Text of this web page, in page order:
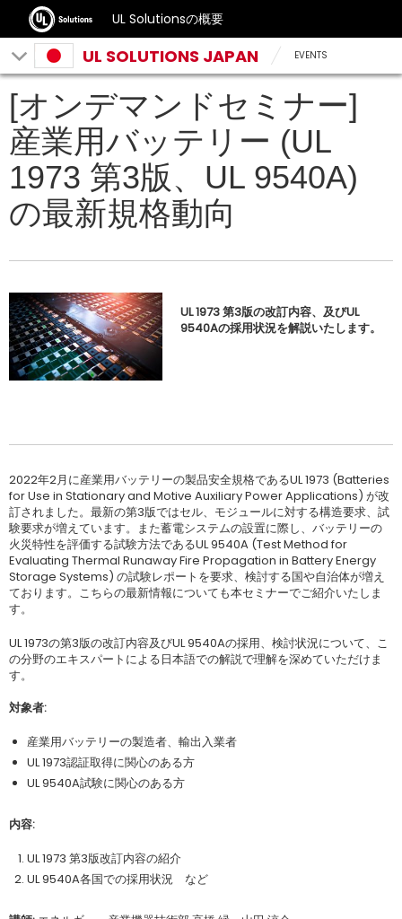
UL Solutionsの概要
UL SOLUTIONS JAPAN EVENTS
[オンデマンドセミナー]
産業用バッテリー (UL
1973 第3版、UL 9540A)
の最新規格動向
UL 1973 第3版の改訂内容、及びUL
9540Aの採用状況を解説いたします。
2022年2月に産業用バッテリーの製品安全規格であるUL 1973 (Batteries
for Use in Stationary and Motive Auxiliary Power Applications) が改
訂されました。最新の第3版ではセル、モジュールに対する構造要求、試
験要求が増えています。また蓄電システムの設置に際し、バッテリーの
火災特性を評価する試験方法であるUL 9540A (Test Method for
Evaluating Thermal Runaway Fire Propagation in Battery Energy
Storage Systems) の試験レポートを要求、検討する国や自治体が増え
ております。こちらの最新情報についても本セミナーでご紹介いたしま
す。
UL 1973の第3版の改訂内容及びUL 9540Aの採用、検討状況について、こ
の分野のエキスパートによる日本語での解説で理解を深めていただけま
す。
対象者:
産業用バッテリーの製造者、輸出入業者
UL 1973認証取得に関心のある方
UL 9540A試験に関心のある方
内容:
UL 1973 第3版改訂内容の紹介
UL 9540A各国での採用状況 など